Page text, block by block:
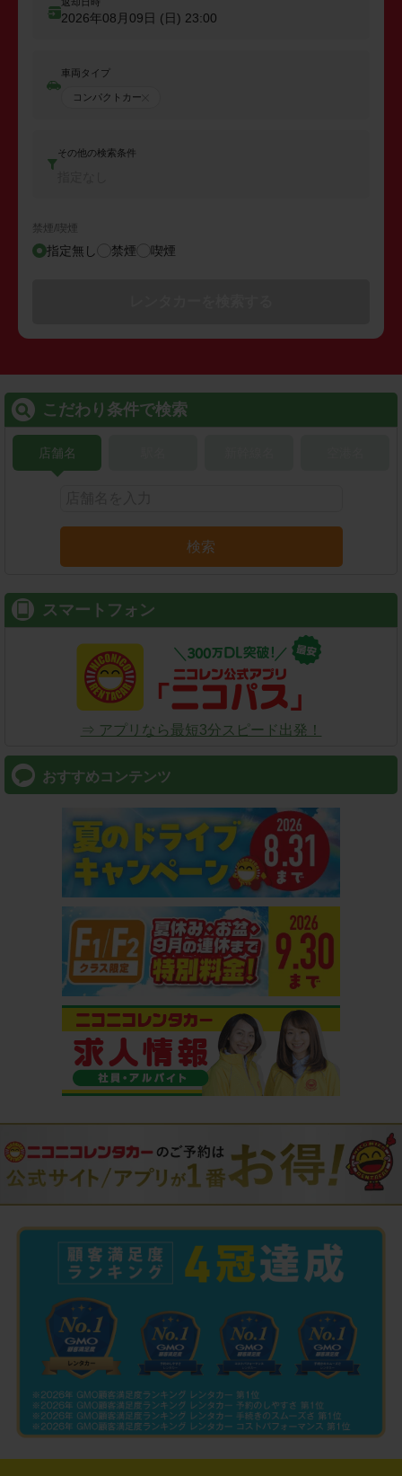
2026年08月09日 (日) 23:00
車両タイプ
コンパクトカー
その他の検索条件
禁煙/喫煙
指定無し 禁煙 喫煙
こだわり条件で検索
店舗名
検索
スマートフォン
⇒ アプリなら最短3分スピード出発！
おすすめコンテンツ